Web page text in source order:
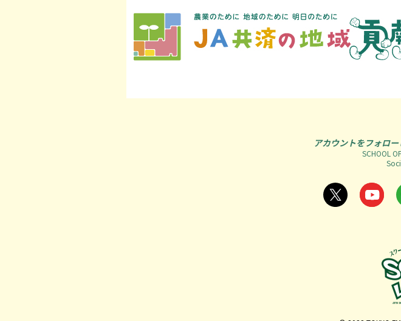
アカウントをフォロ
SCHOOL